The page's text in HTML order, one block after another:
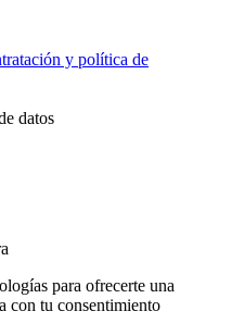
y política de
datos
para ofrecerte una
con tu consentimiento